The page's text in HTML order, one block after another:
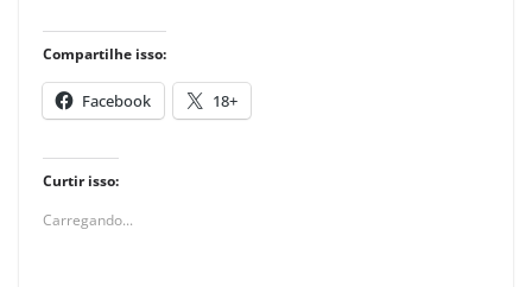
Compartilhe isso:
Facebook 18+
Curtir isso:
Carregando...